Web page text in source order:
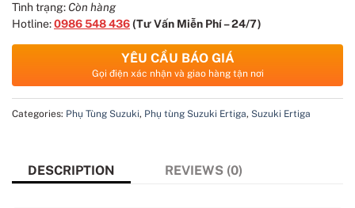
Tình trạng: Còn hàng
Hotline:0986 548 436(Tư Vấn Miễn Phí – 24/7)
YÊU CẦU BÁO GIÁ
Gọi điện xác nhận và giao hàng tận nơi
Categories: Phụ Tùng Suzuki, Phụ tùng Suzuki Ertiga, Suzuki Ertiga
DESCRIPTION REVIEWS (0)